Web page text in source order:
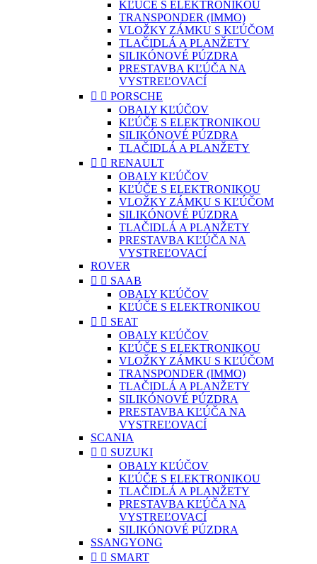
KĽÚČE S ELEKTRONIKOU
TRANSPONDER (IMMO)
VLOŽKY ZÁMKU S KĽÚČOM
TLAČIDLÁ A PLANŽETY
SILIKÓNOVÉ PÚZDRA
PRESTAVBA KĽÚČA NA
VYSTREĽOVACÍ
  PORSCHE
OBALY KĽÚČOV
KĽÚČE S ELEKTRONIKOU
SILIKÓNOVÉ PÚZDRA
TLAČIDLÁ A PLANŽETY
  RENAULT
OBALY KĽÚČOV
KĽÚČE S ELEKTRONIKOU
VLOŽKY ZÁMKU S KĽÚČOM
SILIKÓNOVÉ PÚZDRA
TLAČIDLÁ A PLANŽETY
PRESTAVBA KĽÚČA NA
VYSTREĽOVACÍ
ROVER
  SAAB
OBALY KĽÚČOV
KĽÚČE S ELEKTRONIKOU
  SEAT
OBALY KĽÚČOV
KĽÚČE S ELEKTRONIKOU
VLOŽKY ZÁMKU S KĽÚČOM
TRANSPONDER (IMMO)
TLAČIDLÁ A PLANŽETY
SILIKÓNOVÉ PÚZDRA
PRESTAVBA KĽÚČA NA
VYSTREĽOVACÍ
SCANIA
  SUZUKI
OBALY KĽÚČOV
KĽÚČE S ELEKTRONIKOU
TLAČIDLÁ A PLANŽETY
PRESTAVBA KĽÚČA NA
VYSTREĽOVACÍ
SILIKÓNOVÉ PÚZDRA
SSANGYONG
  SMART